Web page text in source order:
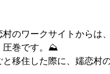
のワークサイトからは
圧巻です。⛰
移住した際に、嬬恋村